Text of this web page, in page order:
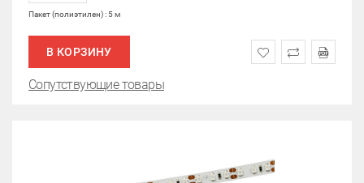
Пакет (полиэтилен) : 5 м
В КОРЗИНУ
Сопутствующие товары